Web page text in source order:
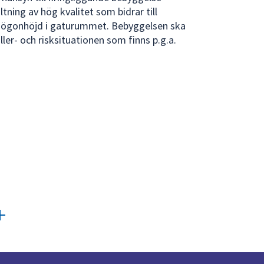
av hög kvalitet som bidrar till
i gaturummet. Bebyggelsen ska
och risksituationen som finns p.g.a.